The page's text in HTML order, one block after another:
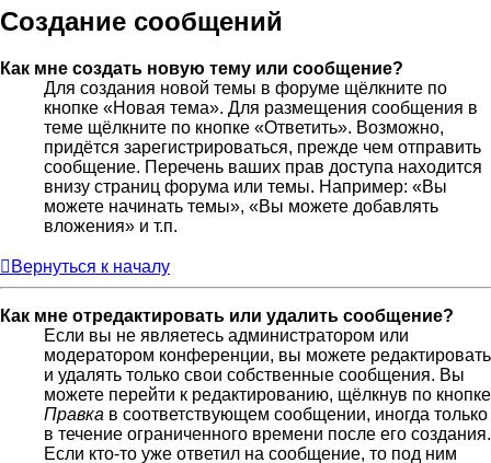
Создание сообщений
Как мне создать новую тему или сообщение?
Для создания новой темы в форуме щёлкните по
кнопке «Новая тема». Для размещения сообщения в
теме щёлкните по кнопке «Ответить». Возможно,
придётся зарегистрироваться, прежде чем отправить
сообщение. Перечень ваших прав доступа находится
внизу страниц форума или темы. Например: «Вы
можете начинать темы», «Вы можете добавлять
вложения» и т.п.
Вернуться к началу
Как мне отредактировать или удалить сообщение?
Если вы не являетесь администратором или
модератором конференции, вы можете редактировать
и удалять только свои собственные сообщения. Вы
можете перейти к редактированию, щёлкнув по кнопке
Правка в соответствующем сообщении, иногда только
в течение ограниченного времени после его создания.
Если кто-то уже ответил на сообщение, то под ним